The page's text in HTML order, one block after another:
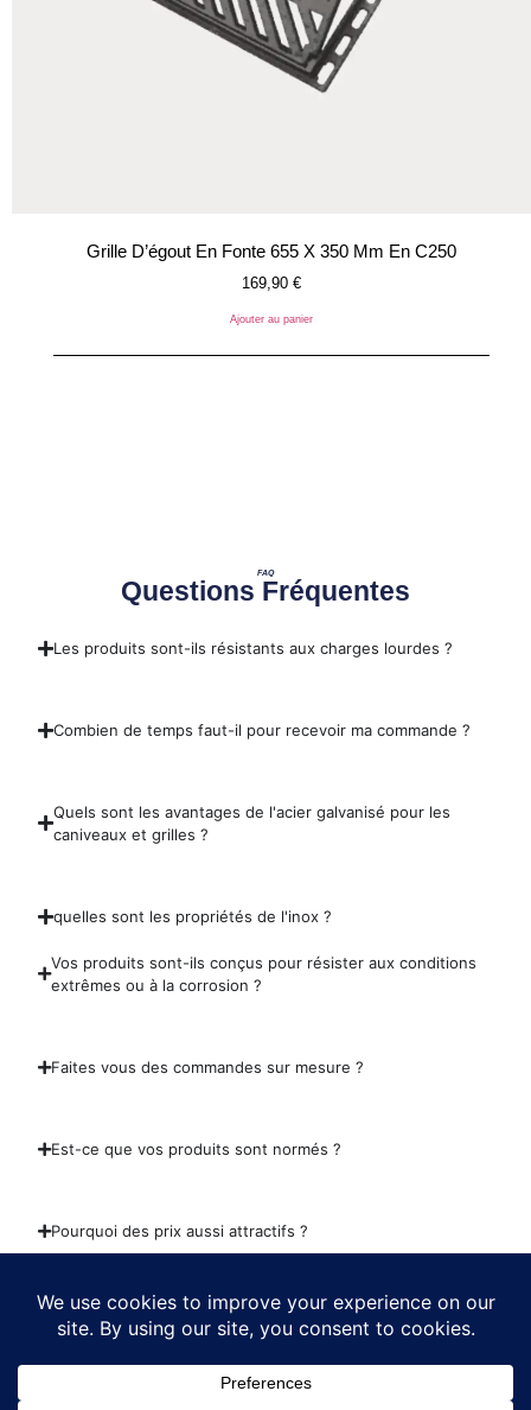
Grille D’égout En Fonte 655 X 350 Mm En C250
169,90 €
Ajouter au panier
FAQ
Questions Fréquentes
Les produits sont-ils résistants aux charges lourdes ?
Combien de temps faut-il pour recevoir ma commande ?
Quels sont les avantages de l'acier galvanisé pour les
caniveaux et grilles ?
quelles sont les propriétés de l'inox ?
Vos produits sont-ils conçus pour résister aux conditions
extrêmes ou à la corrosion ?
Faites vous des commandes sur mesure ?
Est-ce que vos produits sont normés ?
Pourquoi des prix aussi attractifs ?
Liens Utiles Liens Utiles
Politique de confidentialité